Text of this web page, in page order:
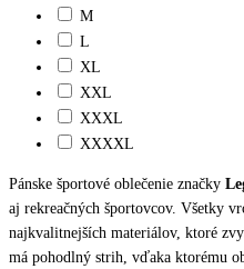
M
L
XL
XXL
XXXL
XXXXL
Pánske športové oblečenie značky
aj rekreačných športovcov. Všetky
najkvalitnejších materiálov, ktoré
má pohodlný strih, vďaka ktorému